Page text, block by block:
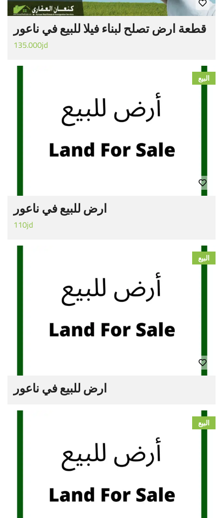
قطعة ارض تصلح لبناء فيلا للبيع في ناعور
135.000jd
البيع
ارض للبيع في ناعور
110jd
البيع
ارض للبيع في ناعور
البيع